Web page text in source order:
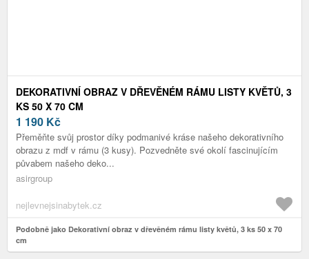
DEKORATIVNÍ OBRAZ V DŘEVĚNÉM RÁMU LISTY KVĚTŮ, 3
KS 50 X 70 CM
1 190 Kč
Přeměňte svůj prostor díky podmanivé kráse našeho dekorativního
obrazu z mdf v rámu (3 kusy). Pozvedněte své okolí fascinujícím
půvabem našeho deko...
asirgroup
nejlevnejsinabytek.cz
Podobně jako Dekorativní obraz v dřevěném rámu listy květů, 3 ks 50 x 70
cm